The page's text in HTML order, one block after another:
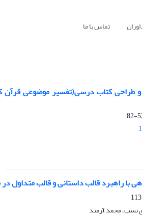
تماس با ما
و طراحی کتاب درسی(تفسیر موضوعی
با راهبرد قالب داستانی و قالب متداول
نسب، محمد آرمند